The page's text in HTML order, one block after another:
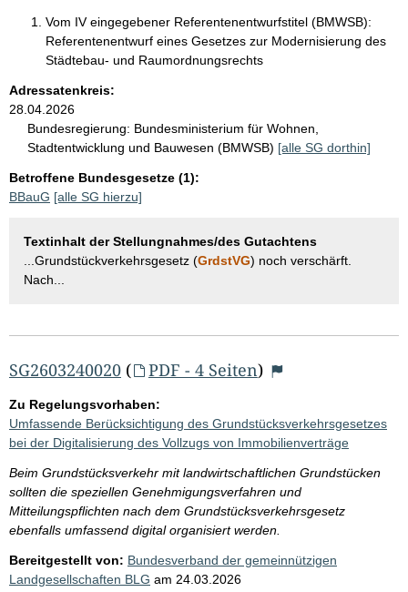
Vom IV eingegebener Referentenentwurfstitel (BMWSB):
Referentenentwurf eines Gesetzes zur Modernisierung des
Städtebau- und Raumordnungsrechts
Adressatenkreis:
28.04.2026
Bundesregierung: Bundesministerium für Wohnen,
Stadtentwicklung und Bauwesen (BMWSB) [alle SG dorthin]
Betroffene Bundesgesetze (1):
BBauG [alle SG hierzu]
Textinhalt der Stellungnahmes/des Gutachtens
...Grundstückverkehrsgesetz (GrdstVG) noch verschärft.
Nach...
SG2603240020 ( PDF - 4 Seiten)
Zu Regelungsvorhaben:
Umfassende Berücksichtigung des Grundstücksverkehrsgesetzes
bei der Digitalisierung des Vollzugs von Immobilienverträge
Beim Grundstücksverkehr mit landwirtschaftlichen Grundstücken
sollten die speziellen Genehmigungsverfahren und
Mitteilungspflichten nach dem Grundstücksverkehrsgesetz
ebenfalls umfassend digital organisiert werden.
Bereitgestellt von: Bundesverband der gemeinnützigen
Landgesellschaften BLG am 24.03.2026